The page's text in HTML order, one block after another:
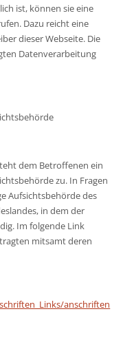
ist, können sie eine
Dazu reicht eine
dieser Webseite. Die
Datenverarbeitung
dem Betroffenen ein
zu. In Fragen
Aufsichtsbehörde des
in dem der
Im folgende Link
mitsamt deren
anschriften